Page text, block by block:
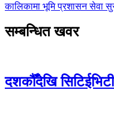
कालिकामा भूमि प्रशासन सेवा
सम्बन्धित खवर
दशकौँदेखि